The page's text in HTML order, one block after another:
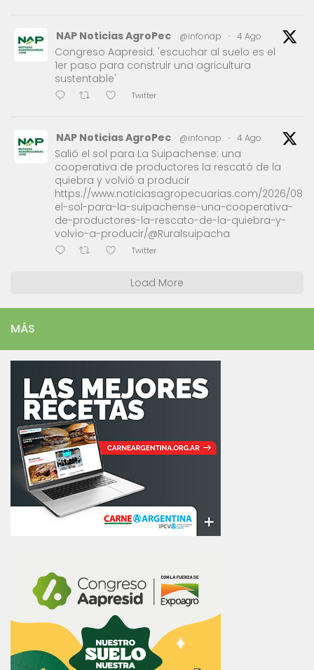
NAP Noticias AgroPec @infonap · 4 Ago
Congreso Aapresid: 'escuchar al suelo es el
1er paso para construir una agricultura
sustentable'
Twitter
NAP Noticias AgroPec @infonap · 4 Ago
Salió el sol para La Suipachense: una
cooperativa de productores la rescató de la
quiebra y volvió a producir
https://www.noticiasagropecuarias.com/2026/08/
el-sol-para-la-suipachense-una-cooperativa-
de-productores-la-rescato-de-la-quiebra-y-
volvio-a-producir/@Ruralsuipacha
Twitter
Load More
MÁS